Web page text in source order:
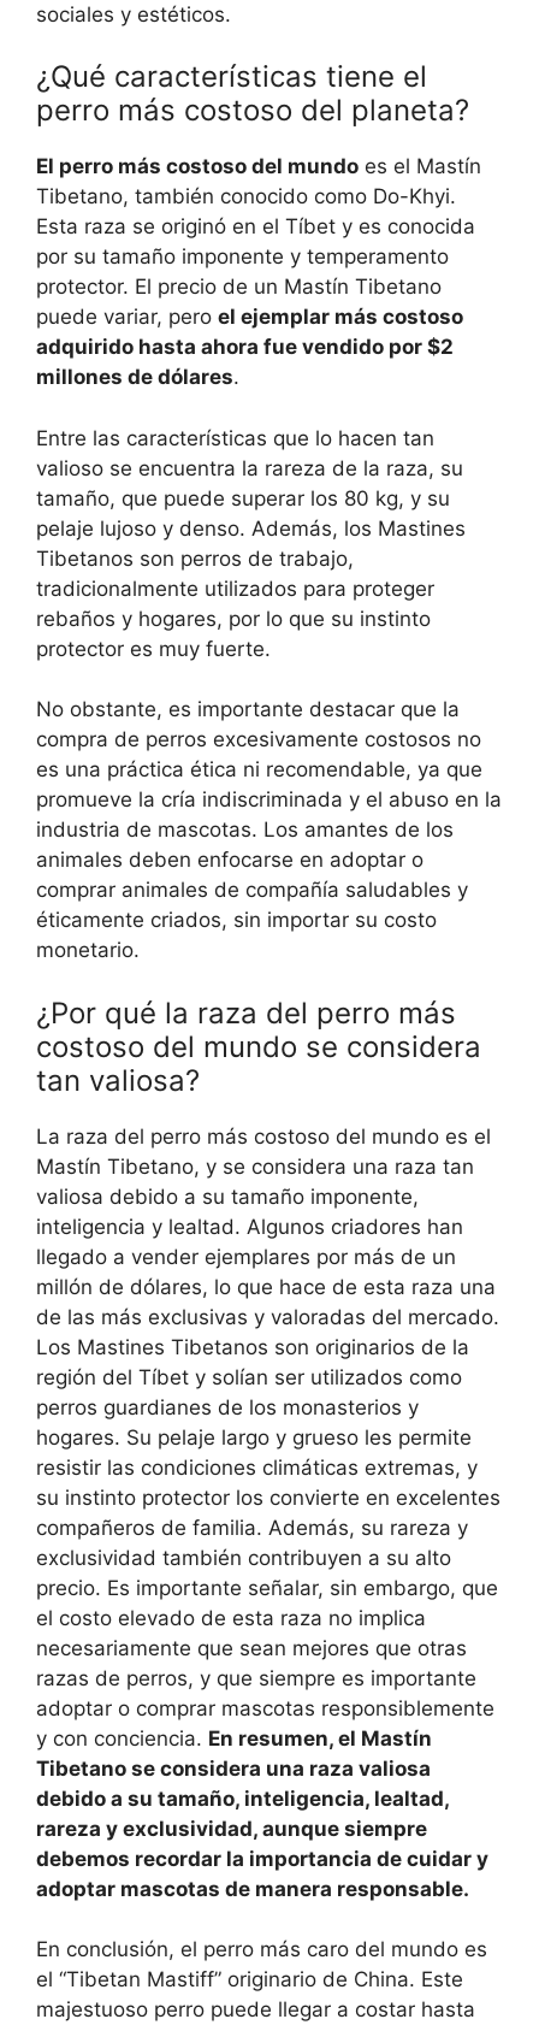
sociales y estéticos.
¿Qué características tiene el
perro más costoso del planeta?
El perro más costoso del mundo es el Mastín
Tibetano, también conocido como Do-Khyi.
Esta raza se originó en el Tíbet y es conocida
por su tamaño imponente y temperamento
protector. El precio de un Mastín Tibetano
puede variar, pero el ejemplar más costoso
adquirido hasta ahora fue vendido por $2
millones de dólares.
Entre las características que lo hacen tan
valioso se encuentra la rareza de la raza, su
tamaño, que puede superar los 80 kg, y su
pelaje lujoso y denso. Además, los Mastines
Tibetanos son perros de trabajo,
tradicionalmente utilizados para proteger
rebaños y hogares, por lo que su instinto
protector es muy fuerte.
No obstante, es importante destacar que la
compra de perros excesivamente costosos no
es una práctica ética ni recomendable, ya que
promueve la cría indiscriminada y el abuso en la
industria de mascotas. Los amantes de los
animales deben enfocarse en adoptar o
comprar animales de compañía saludables y
éticamente criados, sin importar su costo
monetario.
¿Por qué la raza del perro más
costoso del mundo se considera
tan valiosa?
La raza del perro más costoso del mundo es el
Mastín Tibetano, y se considera una raza tan
valiosa debido a su tamaño imponente,
inteligencia y lealtad. Algunos criadores han
llegado a vender ejemplares por más de un
millón de dólares, lo que hace de esta raza una
de las más exclusivas y valoradas del mercado.
Los Mastines Tibetanos son originarios de la
región del Tíbet y solían ser utilizados como
perros guardianes de los monasterios y
hogares. Su pelaje largo y grueso les permite
resistir las condiciones climáticas extremas, y
su instinto protector los convierte en excelentes
compañeros de familia. Además, su rareza y
exclusividad también contribuyen a su alto
precio. Es importante señalar, sin embargo, que
el costo elevado de esta raza no implica
necesariamente que sean mejores que otras
razas de perros, y que siempre es importante
adoptar o comprar mascotas responsiblemente
y con conciencia. En resumen, el Mastín
Tibetano se considera una raza valiosa
debido a su tamaño, inteligencia, lealtad,
rareza y exclusividad, aunque siempre
debemos recordar la importancia de cuidar y
adoptar mascotas de manera responsable.
En conclusión, el perro más caro del mundo es
el “Tibetan Mastiff” originario de China. Este
majestuoso perro puede llegar a costar hasta